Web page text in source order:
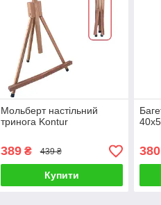
Мольберт настільний
тринога Kontur
389₴ 439 ₴
Купити
380